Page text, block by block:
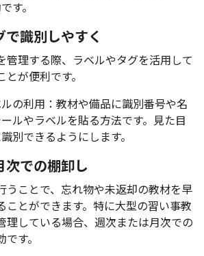
す。
識別しやすく
管理する際、ラベルやタグを活用して
が便利です。
の利用：教材や備品に識別番号や名
ルやラベルを貼る方法です。見た目
別できるようにします。
での棚卸し
うことで、忘れ物や未返却の教材を早
ことができます。特に大型の習い事教
理している場合、週次または月次での
す。